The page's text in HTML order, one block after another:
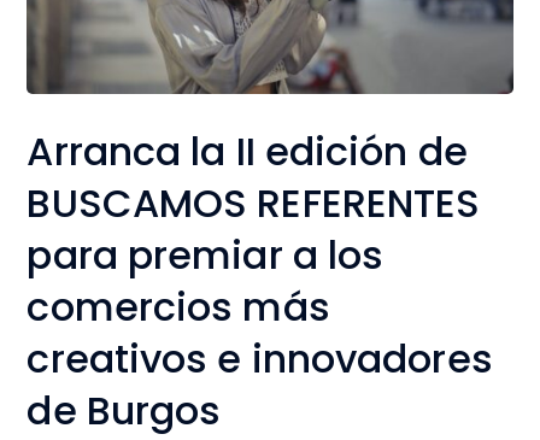
Arranca la II edición de
BUSCAMOS REFERENTES
para premiar a los
comercios más
creativos e innovadores
de Burgos